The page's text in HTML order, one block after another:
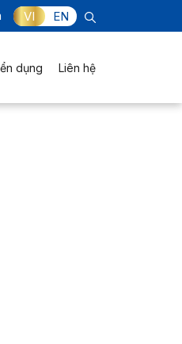
VI EN
dụng Liên hệ